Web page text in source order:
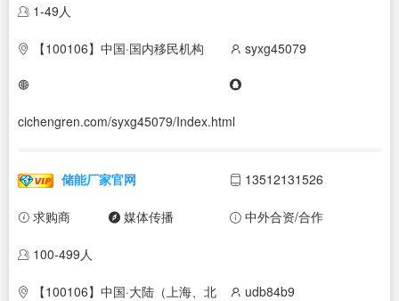
1-49人
【100106】中国·国内移民机构 syxg45079
cichengren.com/syxg45079/Index.html
储能厂家官网 13512131526
求购商 媒体传播 中外合资/合作
100-499人
【100106】中国·大陆（上海、北 udb84b9